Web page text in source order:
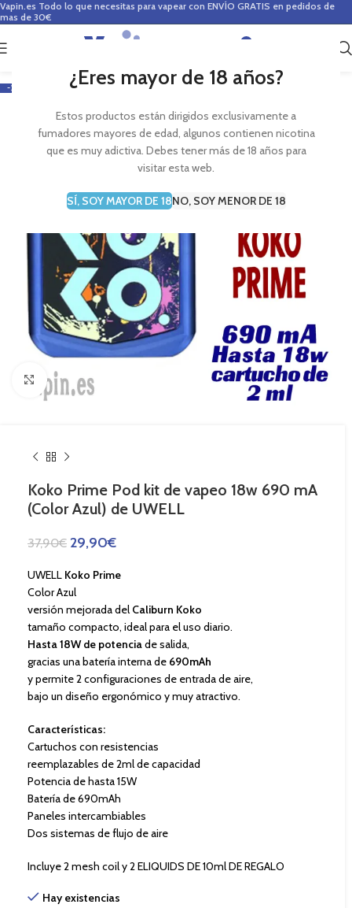
¿Eres mayor de 18 años?
Estos productos están dirigidos exclusivamente a
fumadores mayores de edad, algunos contienen nicotina
que es muy adictiva. Debes tener más de 18 años para
visitar esta web.
SÍ, SOY MAYOR DE 18NO, SOY MENOR DE 18
Vapin.es Todo lo que necesitas para vapear con ENVÍO GRATIS en pedidos de
mas de 30€
0
-21%
Haga Click para agrandar
Koko Prime Pod kit de vapeo 18w 690 mA
(Color Azul) de UWELL
37,90€ 29,90€
UWELL Koko Prime
Color Azul
versión mejorada del Caliburn Koko
tamaño compacto, ideal para el uso diario.
Hasta 18W de potenciade salida,
gracias una batería interna de 690mAh
y permite 2 configuraciones de entrada de aire,
bajo un diseño ergonómico y muy atractivo.
Características:
Cartuchos con resistencias
reemplazables de 2ml de capacidad
Potencia de hasta 15W
Batería de 690mAh
Paneles intercambiables
Dos sistemas de flujo de aire
Incluye 2 mesh coil y 2 ELIQUIDS DE 10ml DE REGALO
Hay existencias